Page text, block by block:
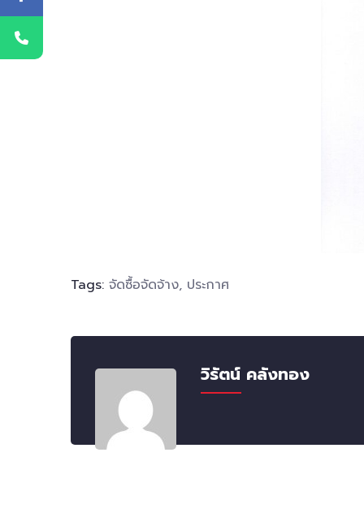
Tags: จัดซื้อจัดจ้าง, ประกาศ
วิรัตน์ คลังทอง